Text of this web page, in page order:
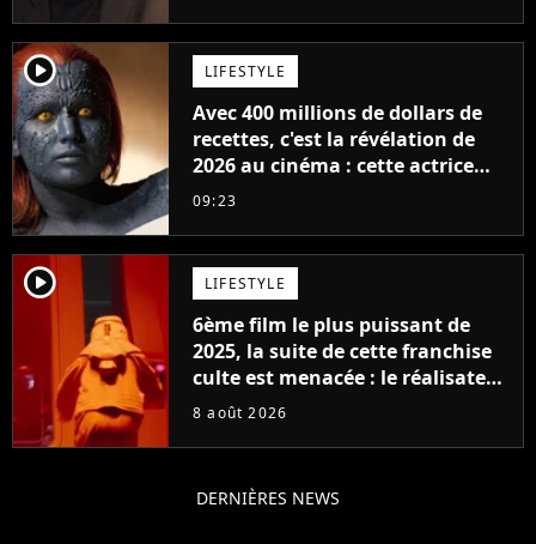
player2 LIFESTYLE
Avec 400 millions de dollars de
recettes, c'est la révélation de
2026 au cinéma : cette actrice
adorée prête à remplacer
09:23
player2 LIFESTYLE
6ème film le plus puissant de
2025, la suite de cette franchise
culte est menacée : le réalisateur
claque la porte pour "différends
8 août 2026
DERNIÈRES NEWS